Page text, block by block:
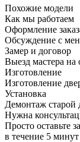
Похожие модели
Как мы работаем
Оформление
Обсуждение с
Замер и договор
Выезд мастера на
Изготовление
Изготовление
Установка
Демонтаж старой
Нужна
Просто оставьте
в течение 5 минут